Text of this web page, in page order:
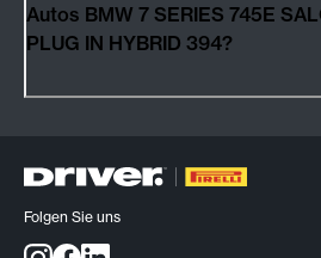
Autos BMW 7 SERIES 745E
PLUG IN HYBRID 394?
Folgen Sie uns